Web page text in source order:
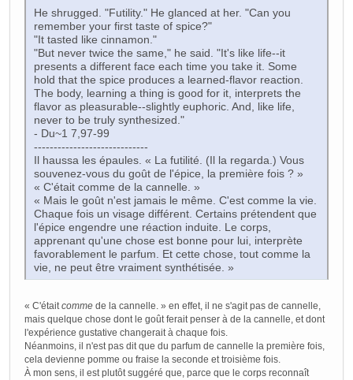
He shrugged. "Futility." He glanced at her. "Can you
remember your first taste of spice?"
"It tasted like cinnamon."
"But never twice the same," he said. "It's like life--it
presents a different face each time you take it. Some
hold that the spice produces a learned-flavor reaction.
The body, learning a thing is good for it, interprets the
flavor as pleasurable--slightly euphoric. And, like life,
never to be truly synthesized."
- Du~1 7,97-99
-----------------------------
Il haussa les épaules. « La futilité. (Il la regarda.) Vous
souvenez-vous du goût de l'épice, la première fois ? »
« C'était comme de la cannelle. »
« Mais le goût n'est jamais le même. C'est comme la vie.
Chaque fois un visage différent. Certains prétendent que
l'épice engendre une réaction induite. Le corps,
apprenant qu'une chose est bonne pour lui, interprète
favorablement le parfum. Et cette chose, tout comme la
vie, ne peut être vraiment synthétisée. »
« C'étaitcomme de la cannelle. » en effet, il ne s'agit pas de cannelle,
mais quelque chose dont le goût ferait penser à de la cannelle, et dont
l'expérience gustative changerait à chaque fois.
Néanmoins, il n'est pas dit que du parfum de cannelle la première fois,
cela devienne pomme ou fraise la seconde et troisième fois.
À mon sens, il est plutôt suggéré que, parce que le corps reconnaît